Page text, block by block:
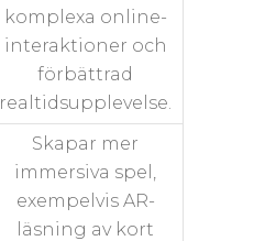
komplexa online-
interaktioner och
förbättrad
realtidsupplevelse.
Skapar mer
immersiva spel,
exempelvis AR-
läsning av kort